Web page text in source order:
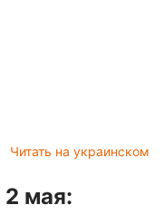
Читать на украинском
2 мая: